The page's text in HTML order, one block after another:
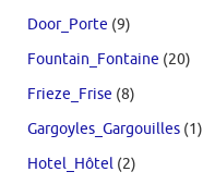
Door_Porte (9)
Fountain_Fontaine (20)
Frieze_Frise (8)
Gargoyles_Gargouilles (1)
Hotel_Hôtel (2)